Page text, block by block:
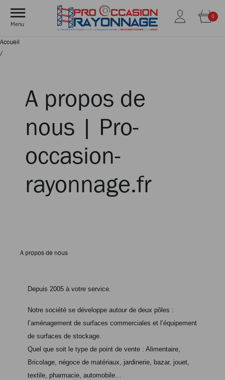
Menu
0
Accueil
/
A propos de
nous | Pro-
occasion-
rayonnage.fr
A propos de nous
Depuis 2005 à votre service.
Notre société se développe autour de deux pôles :
l’aménagement de surfaces commerciales et l’équipement
de surfaces de stockage.
Quel que soit le type de point de vente : Alimentaire,
Bricolage, négoce de matériaux, jardinerie, bazar, jouet,
textile, pharmacie, automobile…